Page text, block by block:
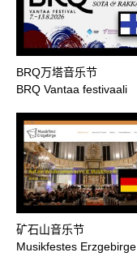
BRQ万塔音乐节
BRQ Vantaa festivaali
矿石山音乐节
Musikfestes Erzgebirge